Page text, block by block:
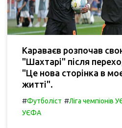
Караваєв розпочав
"Шахтарі" після
"Це нова сторінка в
житті".
#Футболіст #Ліга чемпіонів
УЄФА